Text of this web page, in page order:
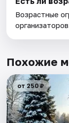
Возрастные
Похожие
от 250 ₽